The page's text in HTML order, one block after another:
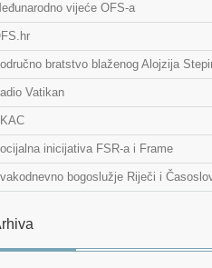
vijeće OFS-a
bratstvo blaženog Alojzija
Vatikan
inicijativa FSR-a i Frame
bogoslužje Riječi i